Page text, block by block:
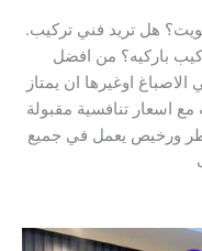
.هل تريد صباغ منازل شاطر ورخيص بالكويت؟ هل تريد فني تركيب
باركيه؟ من افضل
اوغيرها ان يمتاز
مع اسعار تنافسية مقبولة
ورخيص يعمل في جميع